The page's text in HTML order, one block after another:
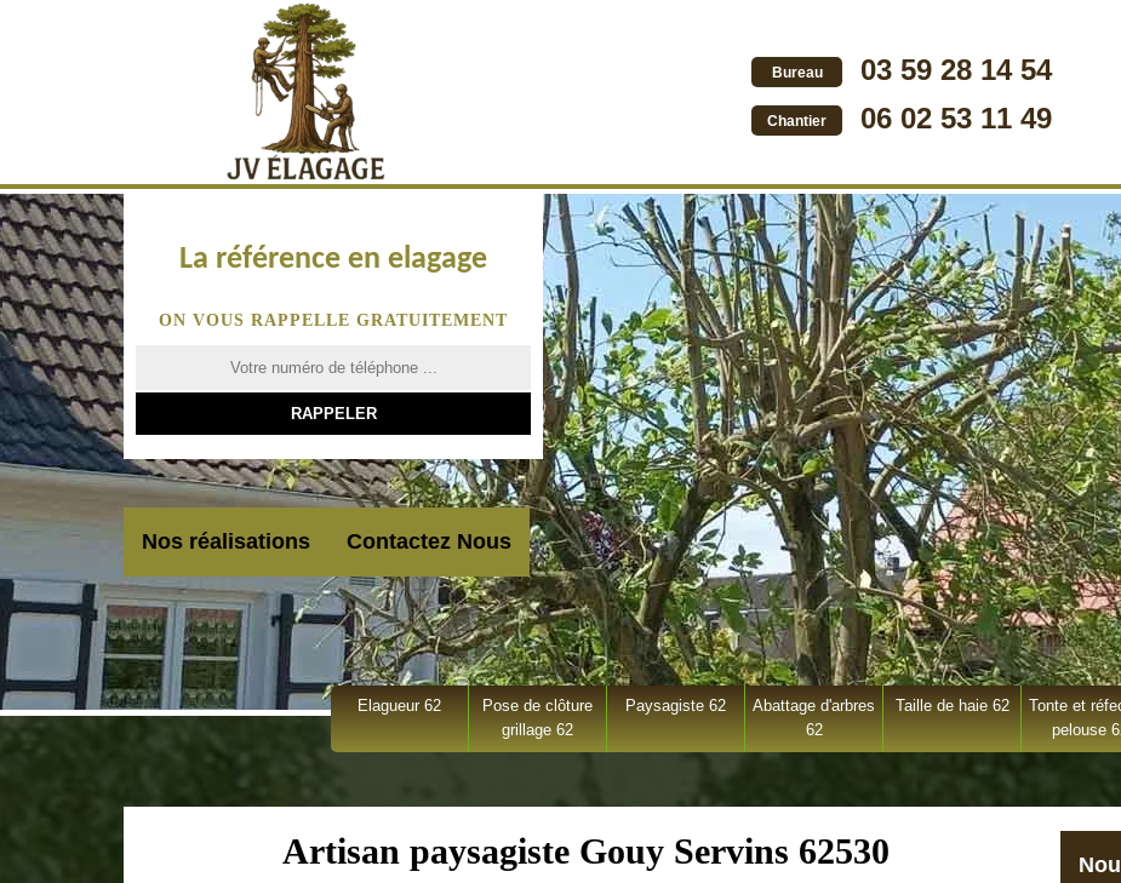
Bureau 03 59 28 14 54
Chantier 06 02 53 11 49
La référence en elagage
ON VOUS RAPPELLE GRATUITEMENT
Nos réalisations Contactez Nous
Elagueur 62
Pose de clôture
grillage 62
Paysagiste 62
Abattage d'arbres
62
Taille de haie 62
Tonte et
pelouse
Artisan paysagiste Gouy Servins 62530